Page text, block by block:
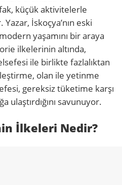
küçük aktivitelerle
İskoçya’nın eski
yaşamını bir araya
ilkelerinin altında,
ile birlikte fazlalıktan
olan ile yetinme
gereksiz tüketime karşı
ulaştırdığını savunuyor.
İlkeleri Nedir?